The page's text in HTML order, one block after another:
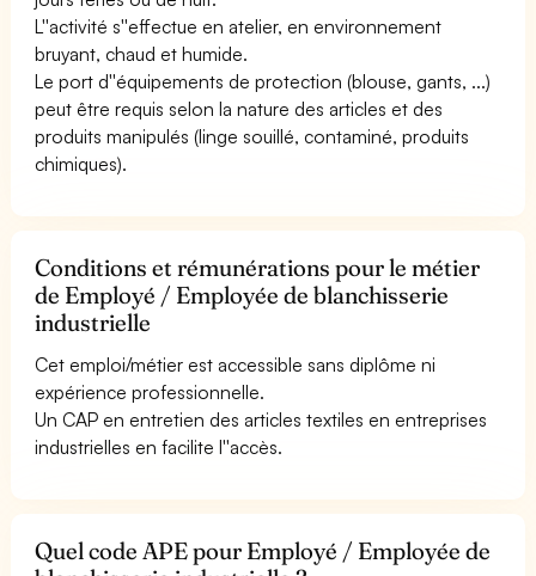
L''activité s''effectue en atelier, en environnement
bruyant, chaud et humide.
Le port d''équipements de protection (blouse, gants, ...)
peut être requis selon la nature des articles et des
produits manipulés (linge souillé, contaminé, produits
chimiques).
Conditions et rémunérations pour le métier
de Employé / Employée de blanchisserie
industrielle
Cet emploi/métier est accessible sans diplôme ni
expérience professionnelle.
Un CAP en entretien des articles textiles en entreprises
industrielles en facilite l''accès.
Quel code APE pour Employé / Employée de